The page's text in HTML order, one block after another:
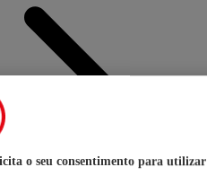
o seu consentimento para utilizar